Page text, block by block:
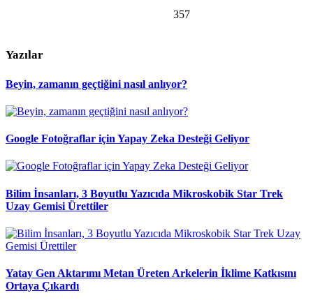
357
Yazılar
Beyin, zamanın geçtiğini nasıl anlıyor?
Google Fotoğraflar için Yapay Zeka Desteği Geliyor
Bilim İnsanları, 3 Boyutlu Yazıcıda Mikroskobik Star Trek
Uzay Gemisi Ürettiler
Yatay Gen Aktarımı Metan Üreten Arkelerin İklime Katkısını
Ortaya Çıkardı